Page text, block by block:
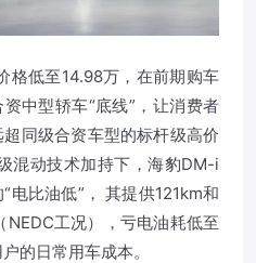
格低至14.98万，在前期购车
资中型轿车“底线”，让消费者
同级合资车型的标杆级高价
混动技术加持下，海豹DM-i
电比油低”， 其提供121km和
工况），亏电油耗低至
的日常用车成本。